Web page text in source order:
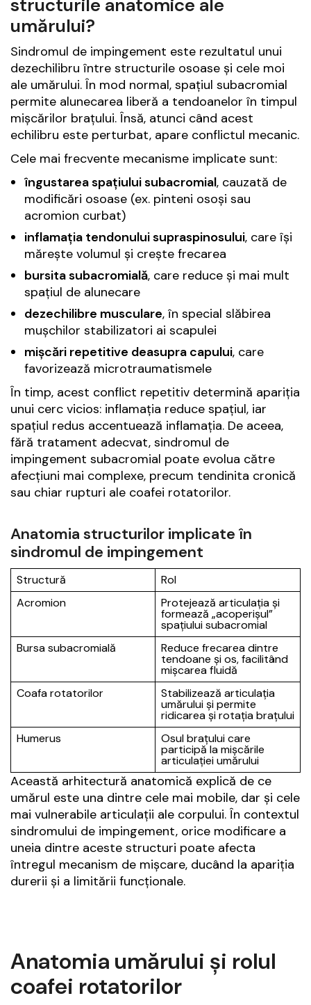
structurile anatomice ale
umărului?
Sindromul de impingement este rezultatul unui
dezechilibru între structurile osoase și cele moi
ale umărului. În mod normal, spațiul subacromial
permite alunecarea liberă a tendoanelor în timpul
mișcărilor brațului. Însă, atunci când acest
echilibru este perturbat, apare conflictul mecanic.
Cele mai frecvente mecanisme implicate sunt:
îngustarea spațiului subacromial, cauzată de
modificări osoase (ex. pinteni osoși sau
acromion curbat)
inflamația tendonului supraspinosului, care își
mărește volumul și crește frecarea
bursita subacromială, care reduce și mai mult
spațiul de alunecare
dezechilibre musculare, în special slăbirea
mușchilor stabilizatori ai scapulei
mișcări repetitive deasupra capului, care
favorizează microtraumatismele
În timp, acest conflict repetitiv determină apariția
unui cerc vicios: inflamația reduce spațiul, iar
spațiul redus accentuează inflamația. De aceea,
fără tratament adecvat, sindromul de
impingement subacromial poate evolua către
afecțiuni mai complexe, precum tendinita cronică
sau chiar rupturi ale coafei rotatorilor.
Anatomia structurilor implicate în
sindromul de impingement
Structură
Rol
Acromion
Protejează articulația și
formează „acoperișul”
spațiului subacromial
Bursa subacromială
Reduce frecarea dintre
tendoane și os, facilitând
mișcarea fluidă
Coafa rotatorilor
Stabilizează articulația
umărului și permite
ridicarea și rotația brațului
Humerus
Osul brațului care
participă la mișcările
articulației umărului
Această arhitectură anatomică explică de ce
umărul este una dintre cele mai mobile, dar și cele
mai vulnerabile articulații ale corpului. În contextul
sindromului de impingement, orice modificare a
uneia dintre aceste structuri poate afecta
întregul mecanism de mișcare, ducând la apariția
durerii și a limitării funcționale.
Anatomia umărului și rolul
coafei rotatorilor